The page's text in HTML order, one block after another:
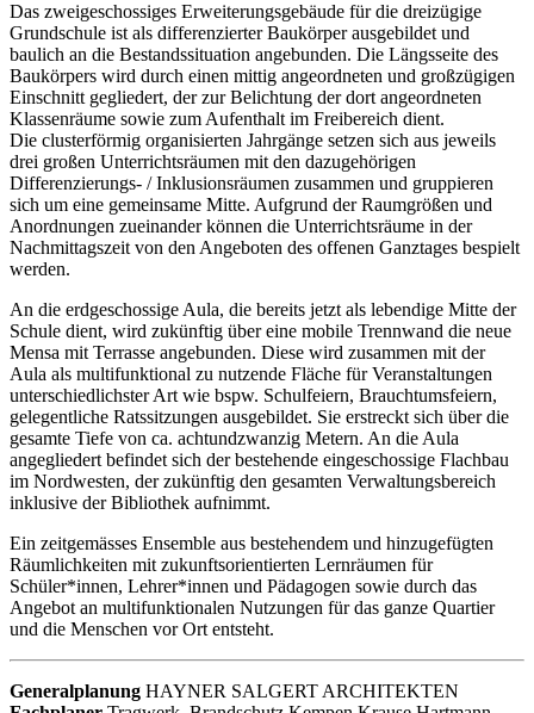
Das zweigeschossiges Erweiterungsgebäude für die dreizügige
Grundschule ist als differenzierter Baukörper ausgebildet und
baulich an die Bestandssituation angebunden. Die Längsseite des
Baukörpers wird durch einen mittig angeordneten und großzügigen
Einschnitt gegliedert, der zur Belichtung der dort angeordneten
Klassenräume sowie zum Aufenthalt im Freibereich dient.
Die clusterförmig organisierten Jahrgänge setzen sich aus jeweils
drei großen Unterrichtsräumen mit den dazugehörigen
Differenzierungs- / Inklusionsräumen zusammen und gruppieren
sich um eine gemeinsame Mitte. Aufgrund der Raumgrößen und
Anordnungen zueinander können die Unterrichtsräume in der
Nachmittagszeit von den Angeboten des offenen Ganztages bespielt
werden.
An die erdgeschossige Aula, die bereits jetzt als lebendige Mitte der
Schule dient, wird zukünftig über eine mobile Trennwand die neue
Mensa mit Terrasse angebunden. Diese wird zusammen mit der
Aula als multifunktional zu nutzende Fläche für Veranstaltungen
unterschiedlichster Art wie bspw. Schulfeiern, Brauchtumsfeiern,
gelegentliche Ratssitzungen ausgebildet. Sie erstreckt sich über die
gesamte Tiefe von ca. achtundzwanzig Metern. An die Aula
angegliedert befindet sich der bestehende eingeschossige Flachbau
im Nordwesten, der zukünftig den gesamten Verwaltungsbereich
inklusive der Bibliothek aufnimmt.
Ein zeitgemässes Ensemble aus bestehendem und hinzugefügten
Räumlichkeiten mit zukunftsorientierten Lernräumen für
Schüler*innen, Lehrer*innen und Pädagogen sowie durch das
Angebot an multifunktionalen Nutzungen für das ganze Quartier
und die Menschen vor Ort entsteht.
Generalplanung HAYNER SALGERT ARCHITEKTEN